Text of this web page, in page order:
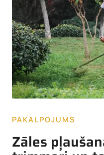
PAKALPOJUMS
Zāles